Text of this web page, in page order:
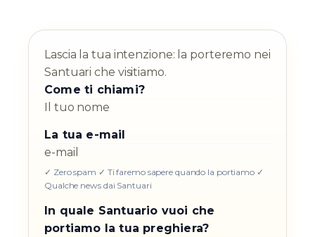
Lascia la tua intenzione: la porteremo nei
Santuari che visitiamo.
Come ti chiami?
La tua e-mail
✓ Zero spam ✓ Ti faremo sapere quando la portiamo ✓
Qualche news dai Santuari
In quale Santuario vuoi che
portiamo la tua preghiera?